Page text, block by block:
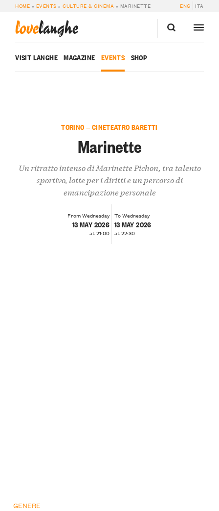
HOME » EVENTS »CULTURE & CINEMA » MARINETTE ENG ITA
lovelanghe
VISIT LANGHE MAGAZINE EVENTS SHOP
TORINO — CINETEATRO BARETTI
Marinette
Un ritratto intenso di Marinette Pichon, tra talento
sportivo, lotte per i diritti e un percorso di
emancipazione personale
From Wednesday
13 MAY 2026
at 21:00
To Wednesday
13 MAY 2026
at 22:30
GENERE